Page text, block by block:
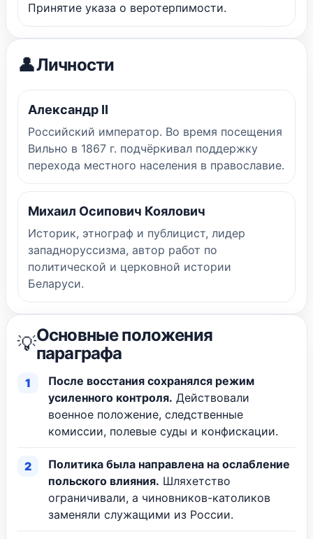
Принятие указа о веротерпимости.
👤Личности
Александр II
Российский император. Во время посещения
Вильно в 1867 г. подчёркивал поддержку
перехода местного населения в православие.
Михаил Осипович Коялович
Историк, этнограф и публицист, лидер
западноруссизма, автор работ по
политической и церковной истории
Беларуси.
💡Основные положения
параграфа
После восстания сохранялся режим
усиленного контроля. Действовали
военное положение, следственные
комиссии, полевые суды и конфискации.
Политика была направлена на ослабление
польского влияния. Шляхетство
ограничивали, а чиновников-католиков
заменяли служащими из России.